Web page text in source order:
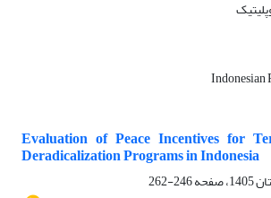
Indonesian
Evaluation of Peace Incentives for
Deradicalization Programs in Indonesia
246-262